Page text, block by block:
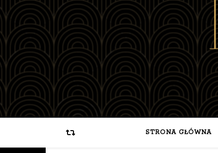
STRONA GŁÓWNA